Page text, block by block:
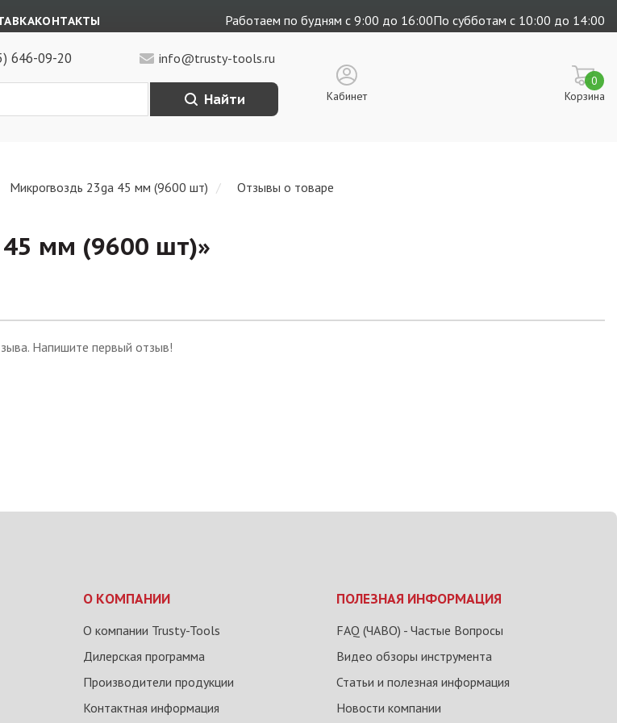
КОНТАКТЫ Работаем по будням с 9:00 до 16:00По субботам с 10:00 до 14:00
646-09-20 info@trusty-tools.ru
Найти Кабинет Корзина
0
Микрогвоздь 23ga 45 мм (9600 шт) Отзывы о товаре
мм (9600 шт)»
Напишите первый отзыв!
О КОМПАНИИ
О компании Trusty-Tools
Дилерская программа
Производители продукции
Контактная информация
ПОЛЕЗНАЯ ИНФОРМАЦИЯ
FAQ (ЧАВО) - Частые Вопросы
Видео обзоры инструмента
Статьи и полезная информация
Новости компании